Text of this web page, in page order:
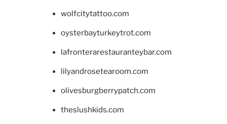
wolfcitytattoo.com
oysterbayturkeytrot.com
lafronterarestauranteybar.com
lilyandrosetearoom.com
olivesburgberrypatch.com
theslushkids.com